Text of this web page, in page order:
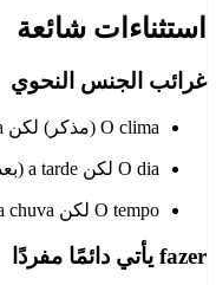
استثناءات شائعة
غرائب الجنس النحوي
O clima (مذكر) لكن a temperatura (مؤنث)
O dia لكن a tarde (بعد الظهر)
O tempo لكن a chuva
fazer يأتي دائمًا مفردًا